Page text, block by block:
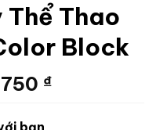
Thể Thao
Block
₫Giá
bạn